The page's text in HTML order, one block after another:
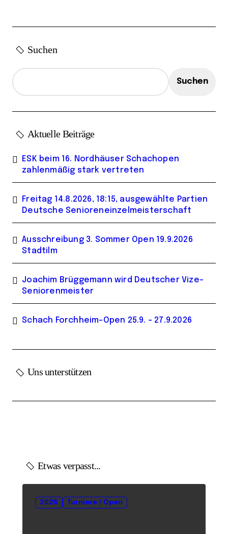
Suchen
Suchen
Aktuelle Beiträge
ESK beim 16. Nordhäuser Schachopen
zahlenmäßig stark vertreten
Freitag 14.8.2026, 18:15, ausgewählte Partien
Deutsche Senioreneinzelmeisterschaft
Ausschreibung 3. Sommer Open 19.9.2026
Stadtilm
Joachim Brüggemann wird Deutscher Vize-
Seniorenmeister
Schach Forchheim-Open 25.9. – 27.9.2026
Uns unterstützen
Etwas verpasst...
2026 Turniere / Open